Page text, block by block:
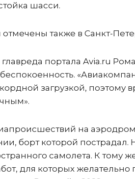
шасси.
также в Санкт-
портала Avia.ru
загрузкой,
на
борт которой
самолета. К тому
для которых